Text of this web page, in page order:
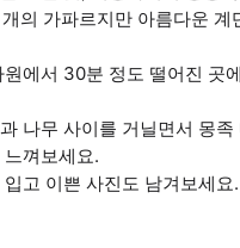
의 가파르지만 아름다운 계
원에서 30분 정도 떨어진 곳
나무 사이를 거닐면서 몽
껴보세요.
고 이쁜 사진도 남겨보세